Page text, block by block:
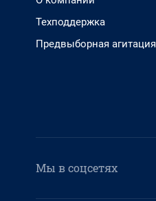
Техподдержка
Предвыборная агитация
Мы в соцсетях